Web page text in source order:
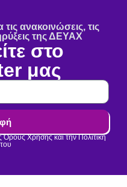
ανακοινώσεις, τις
της ΔΕΥΑΧ
στο
μας
Χρήσης και την Πολιτική